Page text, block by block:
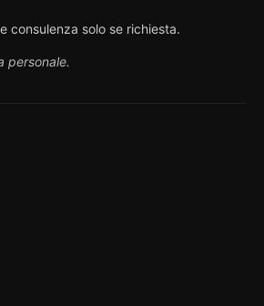
consulenza solo se richiesta.
personale.